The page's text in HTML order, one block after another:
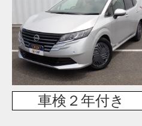
車検２年付き